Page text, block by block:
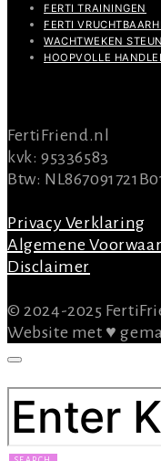
FERTI TRAININGEN
FERTI
WACHTWEKEN
HOOPVOLLE
FertiFriend.nl
kvk: 95336583
Btw:
Privacy Verklaring
Algemene
Disclaimer
© 2024-2025
Website met ♥